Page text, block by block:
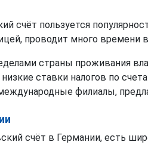
счёт пользуется
проводит много
страны проживания
ставки налогов по
международные филиалы,
счёт в Германии, есть